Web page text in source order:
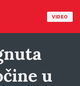
VIDEO
u